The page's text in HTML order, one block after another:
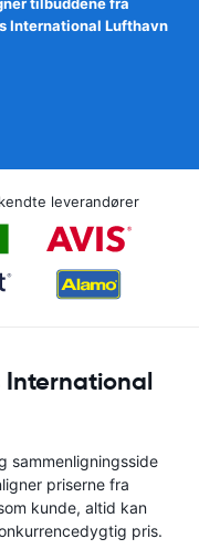
International Lufthavn
leverandører
International
sammenligningsside
priserne fra
kunde, altid kan
pris.